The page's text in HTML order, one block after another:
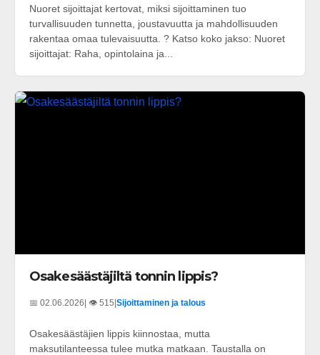
Nuoret sijoittajat kertovat, miksi sijoittaminen tuo
turvallisuuden tunnetta, joustavuutta ja mahdollisuuden
rakentaa omaa tulevaisuutta. ? Katso koko jakso: Nuoret
sijoittajat: Raha, opintolaina ja...
Osakesäästäjiltä tonnin lippis?
📅 02.06.2026 | 👁️ 515 Sijoittaminen ja talous
Osakesäästäjien lippis kiinnostaa, mutta
maksutilanteessa tulee mutka matkaan. Taustalla on